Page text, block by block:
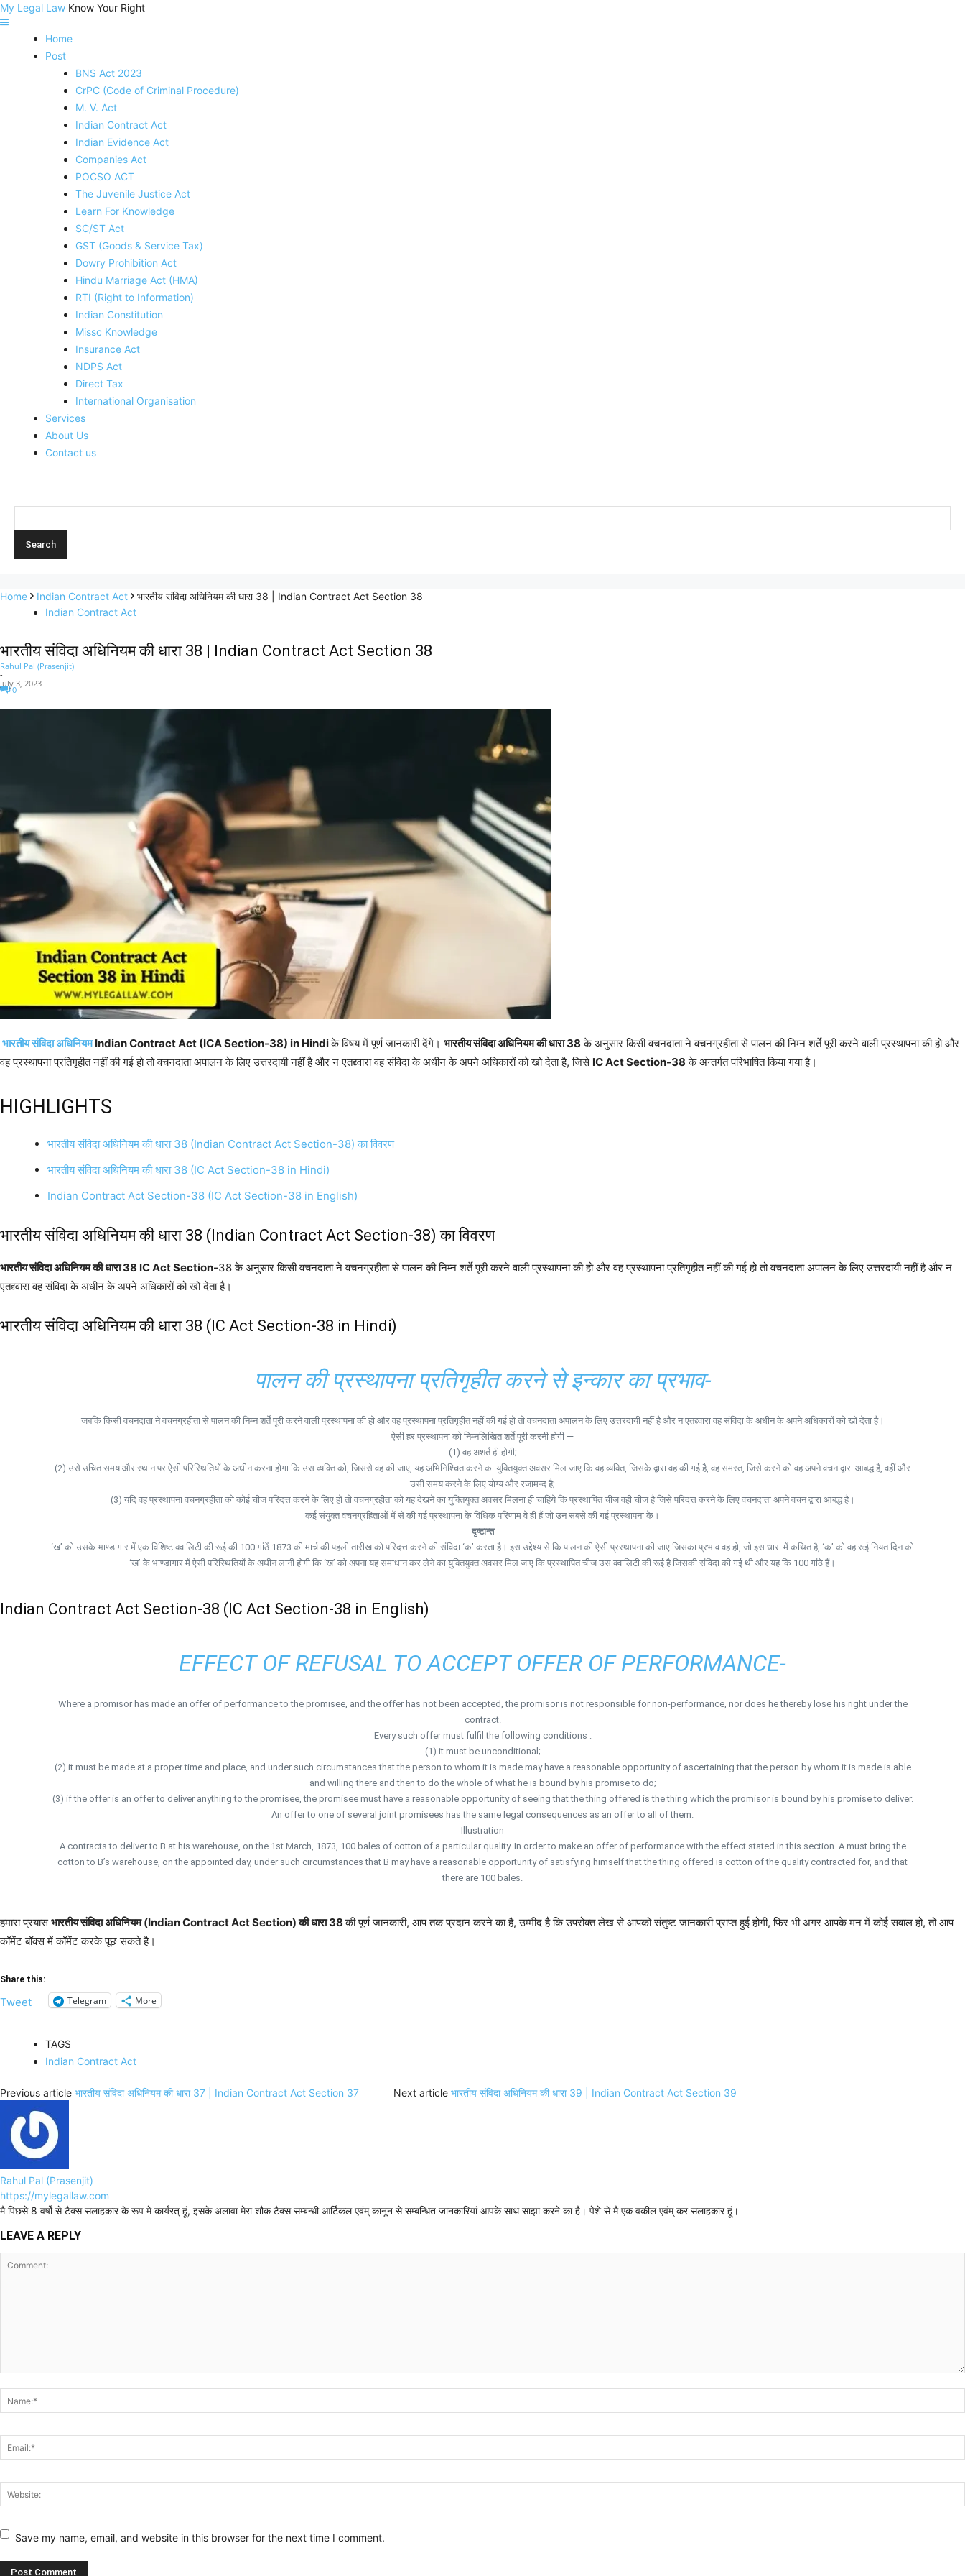
My Legal Law Know Your Right
Home
Post
BNS Act 2023
CrPC (Code of Criminal Procedure)
M. V. Act
Indian Contract Act
Indian Evidence Act
Companies Act
POCSO ACT
The Juvenile Justice Act
Learn For Knowledge
SC/ST Act
GST (Goods & Service Tax)
Dowry Prohibition Act
Hindu Marriage Act (HMA)
RTI (Right to Information)
Indian Constitution
Missc Knowledge
Insurance Act
NDPS Act
Direct Tax
International Organisation
Services
About Us
Contact us
Home Indian Contract Act
भारतीय संविदा अधिनियम की धारा 38 | Indian Contract Act Section 38
Indian Contract Act
भारतीय संविदा अधिनियम की धारा 38 | Indian Contract Act Section 38
Rahul Pal (Prasenjit)
-
July 3, 2023
0
भारतीय संविदा अधिनियमIndian Contract Act (ICA Section-38) in Hindiके विषय में पूर्ण जानकारी देंगे। भारतीय संविदा अधिनियम की धारा 38 के अनुसार किसी वचनदाता ने वचनग्रहीता से पालन की निम्न शर्ते पूरी करने वाली प्रस्थापना की हो और
वह प्रस्थापना प्रतिगृहीत नहीं की गई हो तो वचनदाता अपालन के लिए उत्तरदायी नहीं है और न एतद्द्वारा वह संविदा के अधीन के अपने अधिकारों को खो देता है, जिसे IC Act Section-38 के अन्तर्गत परिभाषित किया गया है।
HIGHLIGHTS
भारतीय संविदा अधिनियम की धारा 38 (Indian Contract Act Section-38) का विवरण
भारतीय संविदा अधिनियम की धारा 38 (IC Act Section-38 in Hindi)
Indian Contract Act Section-38 (IC Act Section-38 in English)
भारतीय संविदा अधिनियम की धारा 38 (Indian Contract Act Section-38) का विवरण
भारतीय संविदा अधिनियम की धारा 38 IC Act Section-38 के अनुसार किसी वचनदाता ने वचनग्रहीता से पालन की निम्न शर्ते पूरी करने वाली प्रस्थापना की हो और वह प्रस्थापना प्रतिगृहीत नहीं की गई हो तो वचनदाता अपालन के लिए उत्तरदायी नहीं है और न
एतद्द्वारा वह संविदा के अधीन के अपने अधिकारों को खो देता है।
भारतीय संविदा अधिनियम की धारा 38 (IC Act Section-38 in Hindi)
पालन की प्रस्थापना प्रतिगृहीत करने से इन्कार का प्रभाव-
जबकि किसी वचनदाता ने वचनग्रहीता से पालन की निम्न शर्ते पूरी करने वाली प्रस्थापना की हो और वह प्रस्थापना प्रतिगृहीत नहीं की गई हो तो वचनदाता अपालन के लिए उत्तरदायी नहीं है और न एतद्द्वारा वह संविदा के अधीन के अपने अधिकारों को खो देता है।
ऐसी हर प्रस्थापना को निम्नलिखित शर्ते पूरी करनी होगी —
(1) वह अशर्त ही होगी;
(2) उसे उचित समय और स्थान पर ऐसी परिस्थितियों के अधीन करना होगा कि उस व्यक्ति को, जिससे वह की जाए, यह अभिनिश्चित करने का युक्तियुक्त अवसर मिल जाए कि वह व्यक्ति, जिसके द्वारा वह की गई है, वह समस्त, जिसे करने को वह अपने वचन द्वारा आबद्ध है, वहीं और
उसी समय करने के लिए योग्य और रजामन्द है;
(3) यदि वह प्रस्थापना वचनग्रहीता को कोई चीज परिदत्त करने के लिए हो तो वचनग्रहीता को यह देखने का युक्तियुक्त अवसर मिलना ही चाहिये कि प्रस्थापित चीज वही चीज है जिसे परिदत्त करने के लिए वचनदाता अपने वचन द्वारा आबद्ध है।
कई संयुक्त वचनग्रहिताओं में से की गई प्रस्थापना के विधिक परिणाम वे ही हैं जो उन सबसे की गई प्रस्थापना के।
दृष्टान्त
‘ख’ को उसके भाण्डागार में एक विशिष्ट क्वालिटी की रूई की 100 गांठें 1873 की मार्च की पहली तारीख को परिदत्त करने की संविदा ‘क’ करता है। इस उद्देश्य से कि पालन की ऐसी प्रस्थापना की जाए जिसका प्रभाव वह हो, जो इस धारा में कथित है, ‘क’ को वह रूई नियत दिन को
‘ख’ के भाण्डागार में ऐसी परिस्थितियों के अधीन लानी होगी कि ‘ख’ को अपना यह समाधान कर लेने का युक्तियुक्त अवसर मिल जाए कि प्रस्थापित चीज उस क्वालिटी की रूई है जिसकी संविदा की गई थी और यह कि 100 गांठे हैं।
Indian Contract Act Section-38 (IC Act Section-38 in English)
EFFECT OF REFUSAL TO ACCEPT OFFER OF PERFORMANCE-
Where a promisor has made an offer of performance to the promisee, and the offer has not been accepted, the promisor is not responsible for non-performance, nor does he thereby lose his right under the
contract.
Every such offer must fulfil the following conditions :
(1) it must be unconditional;
(2) it must be made at a proper time and place, and under such circumstances that the person to whom it is made may have a reasonable opportunity of ascertaining that the person by whom it is made is able
and willing there and then to do the whole of what he is bound by his promise to do;
(3) if the offer is an offer to deliver anything to the promisee, the promisee must have a reasonable opportunity of seeing that the thing offered is the thing which the promisor is bound by his promise to deliver.
An offer to one of several joint promisees has the same legal consequences as an offer to all of them.
Illustration
A contracts to deliver to B at his warehouse, on the 1st March, 1873, 100 bales of cotton of a particular quality. In order to make an offer of performance with the effect stated in this section. A must bring the
cotton to B’s warehouse, on the appointed day, under such circumstances that B may have a reasonable opportunity of satisfying himself that the thing offered is cotton of the quality contracted for, and that
there are 100 bales.
हमारा प्रयासभारतीय संविदा अधिनियम (Indian Contract Act Section) की धारा 38की पूर्ण जानकारी, आप तक प्रदान करने का है, उम्मीद है कि उपरोक्त लेख से आपको संतुष्ट जानकारी प्राप्त हुई होगी, फिर भी अगर आपके मन में कोई सवाल हो, तो आप
कॉमेंट बॉक्स में कॉमेंट करके पूछ सकते है।
Share this:
Tweet Telegram More
TAGS
Indian Contract Act
Previous article भारतीय संविदा अधिनियम की धारा 37 | Indian Contract Act Section 37 Next article भारतीय संविदा अधिनियम की धारा 39 | Indian Contract Act Section 39
Rahul Pal (Prasenjit)
https://mylegallaw.com
मै पिछसे 8 वर्षो से टैक्स सलाहकार के रूप मे कार्यरत् हूं, इसके अलावा मेरा शौक टैक्स सम्बन्धी आर्टिकल एवंम् कानून से सम्बन्धित जानकारियां आपके साथ साझा करने का है। पेशे से मै एक वकील एवंम् कर सलाहकार हूं।
LEAVE A REPLY
Save my name, email, and website in this browser for the next time I comment.